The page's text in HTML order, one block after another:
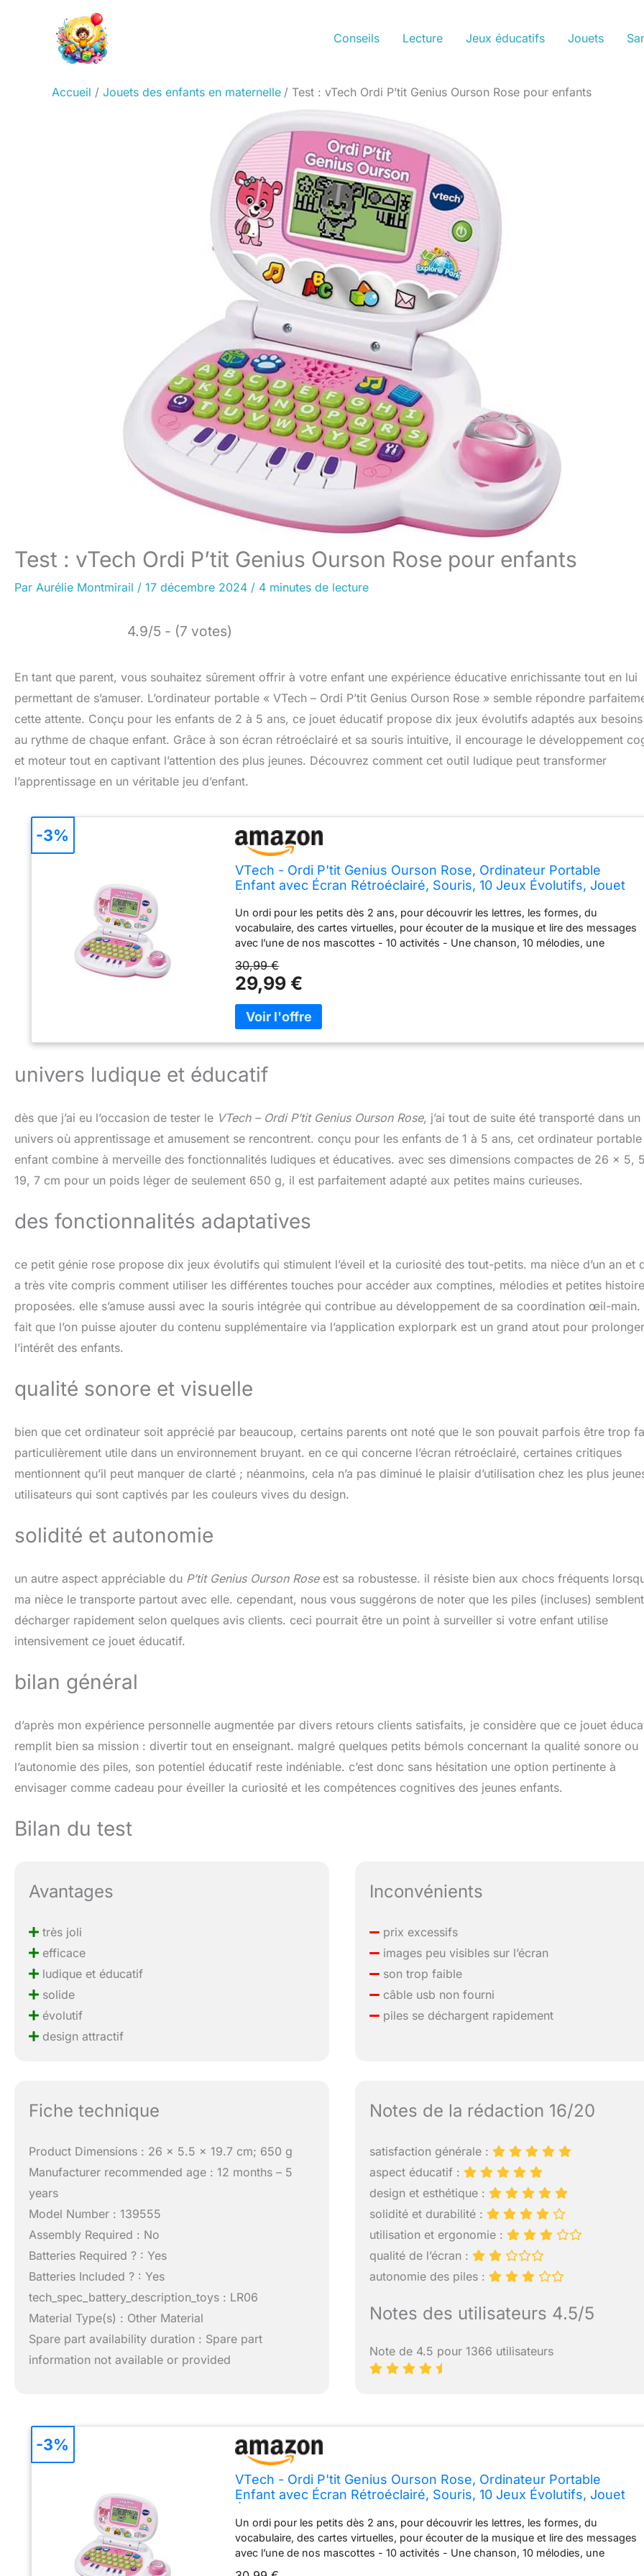
Conseils Lecture Jeux éducatifs Jouets
Accueil Jouets des enfants en maternelle Test : vTech Ordi P’tit Genius Ourson Rose pour enfants
Test : vTech Ordi P’tit Genius Ourson Rose pour enfants
Par Aurélie Montmirail / 17 décembre 2024 / 4 minutes de lecture
4.9/5 - (7 votes)
En tant que parent, vous souhaitez sûrement offrir à votre enfant une expérience éducative enrichissante tout en lui
permettant de s’amuser. L’ordinateur portable « VTech – Ordi P’tit Genius Ourson Rose » semble répondre
cette attente. Conçu pour les enfants de 2 à 5 ans, ce jouet éducatif propose dix jeux évolutifs adaptés aux
au rythme de chaque enfant. Grâce à son écran rétroéclairé et sa souris intuitive, il encourage le développement
et moteur tout en captivant l’attention des plus jeunes. Découvrez comment cet outil ludique peut transformer
l’apprentissage en un véritable jeu d’enfant.
VTech - Ordi P'tit Genius Ourson Rose, Ordinateur Portable
Enfant avec Écran Rétroéclairé, Souris, 10 Jeux Évolutifs, Jouet
Un ordi pour les petits dès 2 ans, pour découvrir les lettres, les formes, du
vocabulaire, des cartes virtuelles, pour écouter de la musique et lire des messages
avec l’une de nos mascottes - 10 activités - Une chanson, 10 mélodies, une
contenus additionnels téléchargeables via l’Explor@park : 10 chansons, 10
mélodies, 15 cartes virtuelles et 10 histoires. - Câble USB / USB mini nécessaire
non fourni. Nécessite des piles: 2 x LR06 incluses Dimension du produit:
26x5.5x19.7 cm
30,99 €
29,99 €
-3%
univers ludique et éducatif
dès que j’ai eu l’occasion de tester le VTech – Ordi P’tit Genius Ourson Rose, j’ai tout de suite été transporté dans un
univers où apprentissage et amusement se rencontrent. conçu pour les enfants de 1 à 5 ans, cet ordinateur portable
enfant combine à merveille des fonctionnalités ludiques et éducatives. avec ses dimensions compactes de 26 x 5,
19, 7 cm pour un poids léger de seulement 650 g, il est parfaitement adapté aux petites mains curieuses.
des fonctionnalités adaptatives
ce petit génie rose propose dix jeux évolutifs qui stimulent l’éveil et la curiosité des tout-petits. ma nièce d’un an et
a très vite compris comment utiliser les différentes touches pour accéder aux comptines, mélodies et petites
proposées. elle s’amuse aussi avec la souris intégrée qui contribue au développement de sa coordination œil-main.
fait que l’on puisse ajouter du contenu supplémentaire via l’application explorpark est un grand atout pour prolonger
l’intérêt des enfants.
qualité sonore et visuelle
bien que cet ordinateur soit apprécié par beaucoup, certains parents ont noté que le son pouvait parfois être trop
particulièrement utile dans un environnement bruyant. en ce qui concerne l’écran rétroéclairé, certaines critiques
mentionnent qu’il peut manquer de clarté ; néanmoins, cela n’a pas diminué le plaisir d’utilisation chez les plus
utilisateurs qui sont captivés par les couleurs vives du design.
solidité et autonomie
un autre aspect appréciable du P’tit Genius Ourson Roseest sa robustesse. il résiste bien aux chocs fréquents
ma nièce le transporte partout avec elle. cependant, nous vous suggérons de noter que les piles (incluses)
décharger rapidement selon quelques avis clients. ceci pourrait être un point à surveiller si votre enfant utilise
intensivement ce jouet éducatif.
bilan général
d’après mon expérience personnelle augmentée par divers retours clients satisfaits, je considère que ce jouet
remplit bien sa mission : divertir tout en enseignant. malgré quelques petits bémols concernant la qualité sonore ou
l’autonomie des piles, son potentiel éducatif reste indéniable. c’est donc sans hésitation une option pertinente à
envisager comme cadeau pour éveiller la curiosité et les compétences cognitives des jeunes enfants.
Bilan du test
Avantages
très joli
efficace
ludique et éducatif
solide
évolutif
design attractif
Inconvénients
prix excessifs
images peu visibles sur l’écran
son trop faible
câble usb non fourni
piles se déchargent rapidement
Fiche technique
Product Dimensions : 26 x 5.5 x 19.7 cm; 650 g
Manufacturer recommended age : 12 months – 5
years
Model Number : 139555
Assembly Required : No
Batteries Required ? : Yes
Batteries Included ? : Yes
tech_spec_battery_description_toys : LR06
Material Type(s) : Other Material
Spare part availability duration : Spare part
information not available or provided
Notes de la rédaction 16/20
satisfaction générale :
aspect éducatif :
design et esthétique :
solidité et durabilité :
utilisation et ergonomie :
qualité de l’écran :
autonomie des piles :
Notes des utilisateurs 4.5/5
Note de 4.5 pour 1366 utilisateurs
VTech - Ordi P'tit Genius Ourson Rose, Ordinateur Portable
Enfant avec Écran Rétroéclairé, Souris, 10 Jeux Évolutifs, Jouet
Un ordi pour les petits dès 2 ans, pour découvrir les lettres, les formes, du
vocabulaire, des cartes virtuelles, pour écouter de la musique et lire des messages
avec l’une de nos mascottes - 10 activités - Une chanson, 10 mélodies, une
-3%